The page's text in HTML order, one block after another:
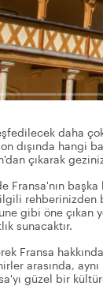
dışında hangi
çıkarak
Fransa'nın
gibi öne
sunacaktır.
Fransa
arasında,
güzel bir